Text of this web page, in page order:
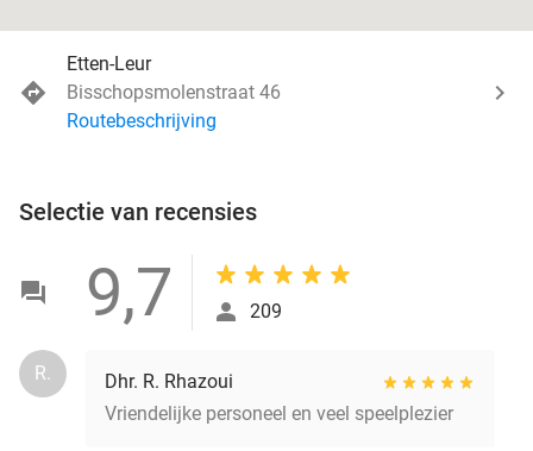
Etten-Leur
Bisschopsmolenstraat 46
Routebeschrijving
Selectie van recensies
9,7 209
R.
Dhr. R. Rhazoui
Vriendelijke personeel en veel speelplezier